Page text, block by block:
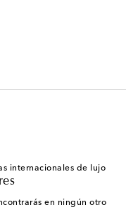
internacionales de lujo
en ningún otro